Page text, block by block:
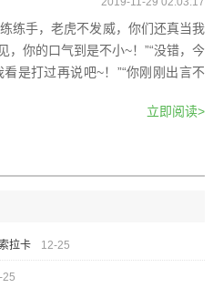
练手，老虎不发威，你们还真当我
，你的口气到是不小~！”“没错，今
是打过再说吧~！”“你刚刚出言不
立即阅读>
拉卡 12-25
25